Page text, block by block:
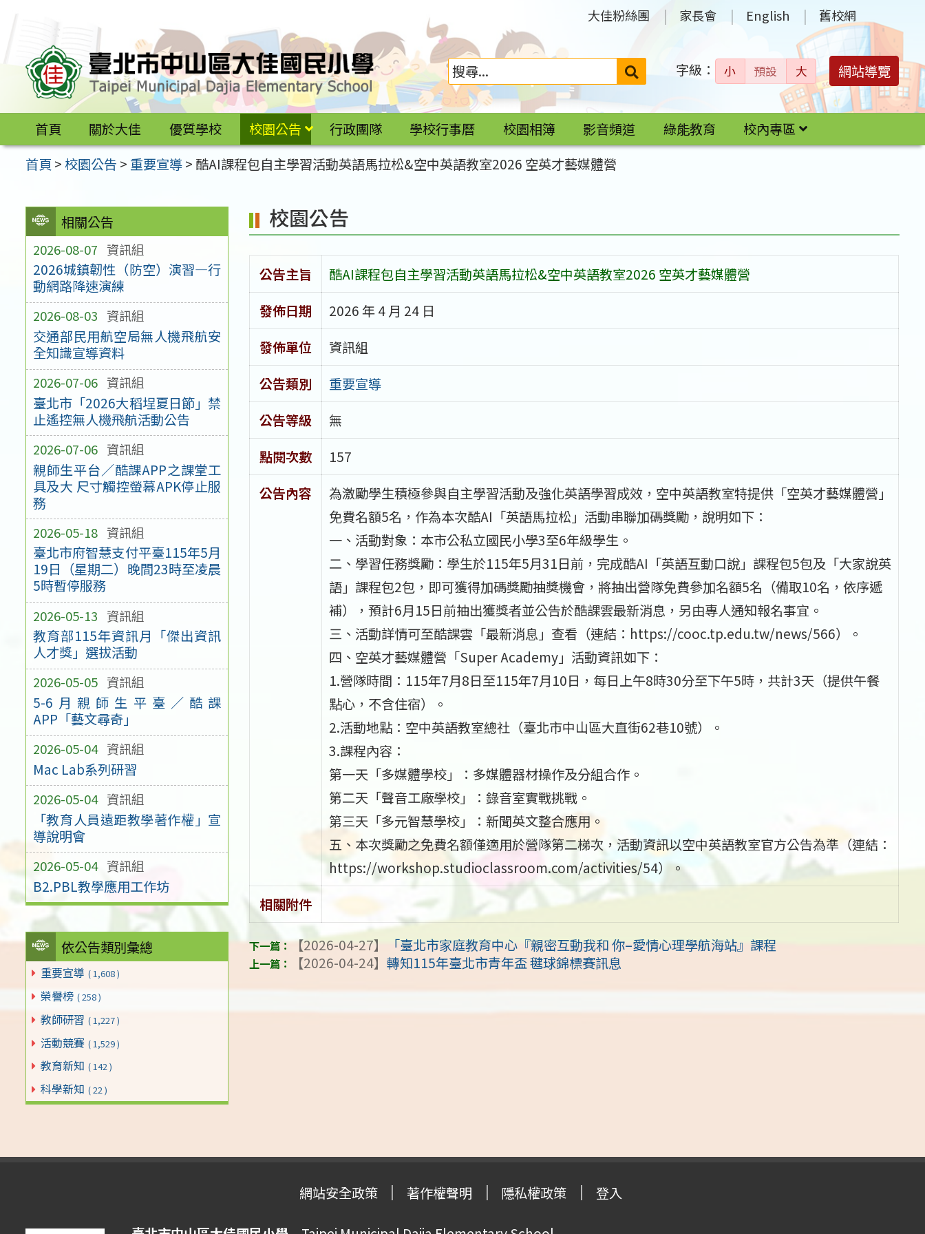
區
大佳粉絲團 家長會 English 舊校網
搜
字級： 小 預設 大 網站導覽
首頁 關於大佳 優質學校 校園公告 行政團隊 學校行事曆 校園相簿 影音頻道 綠能教育
校內專區
首頁 >校園公告 > 重要宣導> 酷AI課程包自主學習活動英語馬拉松&空中英語教室2026 空英才藝媒體營
相關公告
2026-08-07 資訊組
2026城鎮韌性（防空）演習—行
動網路降速演練
2026-08-03 資訊組
交通部民用航空局無人機飛航安
全知識宣導資料
2026-07-06 資訊組
臺北市「2026大稻埕夏日節」禁
止遙控無人機飛航活動公告
2026-07-06 資訊組
親師生平台／酷課APP之課堂工
具及大 尺寸觸控螢幕APK停止服
務
2026-05-18 資訊組
臺北市府智慧支付平臺115年5月
19日（星期二）晚間23時至凌晨
5時暫停服務
2026-05-13 資訊組
教育部115年資訊月「傑出資訊
人才獎」選拔活動
2026-05-05 資訊組
5-6月親師生平臺／酷課
APP「藝文尋奇」
2026-05-04 資訊組
Mac Lab系列研習
2026-05-04 資訊組
「教育人員遠距教學著作權」宣
導說明會
2026-05-04 資訊組
B2.PBL教學應用工作坊
依公告類別彙總
重要宣導 ( 1,608 )
榮譽榜 ( 258 )
教師研習 ( 1,227 )
活動競賽 ( 1,529 )
教育新知 ( 142 )
科學新知 ( 22 )
校園公告
公告主旨
酷AI課程包自主學習活動英語馬拉松&空中英語教室2026 空英才藝媒體營
發佈日期
2026 年 4 月 24 日
發佈單位
資訊組
公告類別
重要宣導
公告等級
無
點閱次數
157
公告內容
為激勵學生積極參與自主學習活動及強化英語學習成效，空中英語教室特提供「空英才藝媒體營」
免費名額5名，作為本次酷AI「英語馬拉松」活動串聯加碼獎勵，說明如下：
一、活動對象：本市公私立國民小學3至6年級學生。
二、學習任務獎勵：學生於115年5月31日前，完成酷AI「英語互動口說」課程包5包及「大家說英
語」課程包2包，即可獲得加碼獎勵抽獎機會，將抽出營隊免費參加名額5名（備取10名，依序遞
補），預計6月15日前抽出獲獎者並公告於酷課雲最新消息，另由專人通知報名事宜。
三、活動詳情可至酷課雲「最新消息」查看（連結：https://cooc.tp.edu.tw/news/566）。
四、空英才藝媒體營「Super Academy」活動資訊如下：
1.營隊時間：115年7月8日至115年7月10日，每日上午8時30分至下午5時，共計3天（提供午餐
點心，不含住宿）。
2.活動地點：空中英語教室總社（臺北市中山區大直街62巷10號）。
3.課程內容：
第一天「多媒體學校」：多媒體器材操作及分組合作。
第二天「聲音工廠學校」：錄音室實戰挑戰。
第三天「多元智慧學校」：新聞英文整合應用。
五、本次獎勵之免費名額僅適用於營隊第二梯次，活動資訊以空中英語教室官方公告為準（連結：
https://workshop.studioclassroom.com/activities/54）。
相關附件
【2026-04-27】
「臺北市家庭教育中心『親密互動我和 你–愛情心理學航海站』課程
【2026-04-24】轉知115年臺北市青年盃 毽球錦標賽訊息
網站安全政策 著作權聲明 隱私權政策 登入